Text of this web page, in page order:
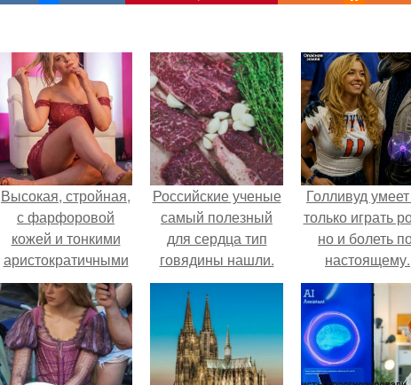
Высокая, стройная,
с фарфоровой
кожей и тонкими
аристократичными
чертами, эль
выглядит так, будто
сошла с полотна
художника.
Российские ученые
самый полезный
для сердца тип
говядины нашли.
Голливуд
только играть
но и болеть
настоящему.